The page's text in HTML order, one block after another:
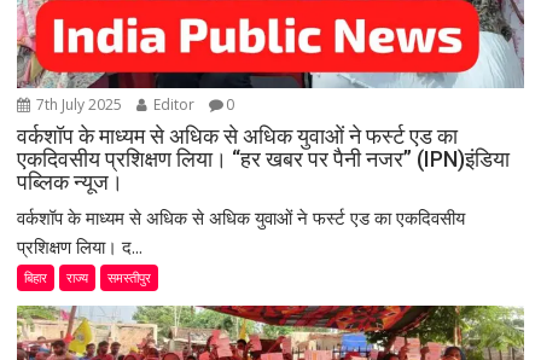
7th July 2025 Editor 0
वर्कशॉप के माध्यम से अधिक से अधिक युवाओं ने फर्स्ट एड का
एकदिवसीय प्रशिक्षण लिया। “हर खबर पर पैनी नजर” (IPN)इंडिया
पब्लिक न्यूज।
वर्कशॉप के माध्यम से अधिक से अधिक युवाओं ने फर्स्ट एड का एकदिवसीय
प्रशिक्षण लिया। द...
बिहार राज्य समस्तीपुर